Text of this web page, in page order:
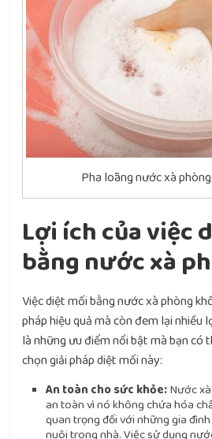
Pha loãng nước xà
Lợi ích của việc
bằng nước xà
Việc diệt mối bằng nước xà phòng
pháp hiệu quả mà còn đem lại nhiều
là những ưu điểm nổi bật mà bạn có
chọn giải pháp diệt mối này:
An toàn cho sức khỏe:Nước
an toàn vì nó không chứa hóa
quan trọng đối với những gia
nuôi trong nhà. Việc sử dụng